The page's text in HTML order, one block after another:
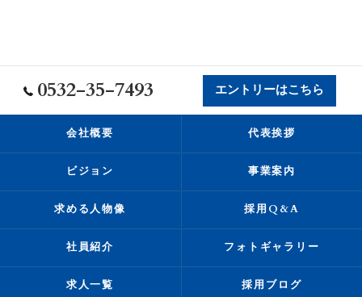
0532-35-7493 エントリーはこちら
会社概要 代表挨拶
ビジョン 事業案内
求める人物像 採用Q&A
社員紹介 フォトギャラリー
求人一覧 採用ブログ